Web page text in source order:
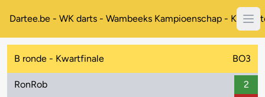
Dartee.be - WK darts - Wambeeks Kampioenschap -
B ronde - Kwartfinale BO3
RonRob
2